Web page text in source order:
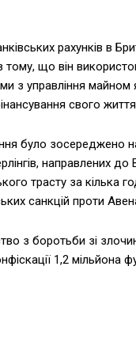
рахунків в
що він
з управління майном
свого
було зосереджено
направлених до
трасту за кілька
санкцій проти
з боротьби зі
1,2 мільйона